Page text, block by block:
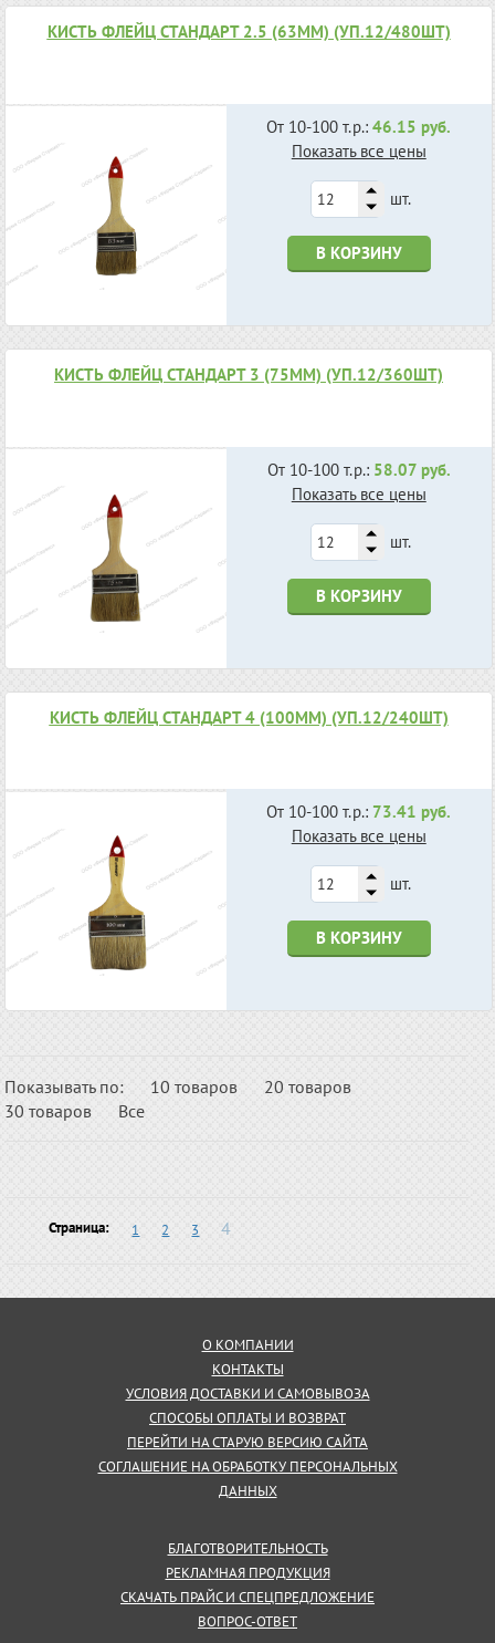
КИСТЬ ФЛЕЙЦ СТАНДАРТ 2.5 (63ММ) (УП.12/480ШТ)
От 10-100 т.р.:46.15 руб.
Показать все цены
шт.
В КОРЗИНУ
КИСТЬ ФЛЕЙЦ СТАНДАРТ 3 (75ММ) (УП.12/360ШТ)
От 10-100 т.р.: 58.07 руб.
Показать все цены
шт.
В КОРЗИНУ
КИСТЬ ФЛЕЙЦ СТАНДАРТ 4 (100ММ) (УП.12/240ШТ)
От 10-100 т.р.: 73.41 руб.
Показать все цены
шт.
В КОРЗИНУ
Показывать по: 10 товаров
20 товаров
30 товаров
Все
Страница: 1 2 3 4
О КОМПАНИИ
КОНТАКТЫ
УСЛОВИЯ ДОСТАВКИ И САМОВЫВОЗА
СПОСОБЫ ОПЛАТЫ И ВОЗВРАТ
ПЕРЕЙТИ НА СТАРУЮ ВЕРСИЮ САЙТА
СОГЛАШЕНИЕ НА ОБРАБОТКУ ПЕРСОНАЛЬНЫХ
ДАННЫХ
БЛАГОТВОРИТЕЛЬНОСТЬ
РЕКЛАМНАЯ ПРОДУКЦИЯ
СКАЧАТЬ ПРАЙС И СПЕЦПРЕДЛОЖЕНИЕ
ВОПРОС-ОТВЕТ